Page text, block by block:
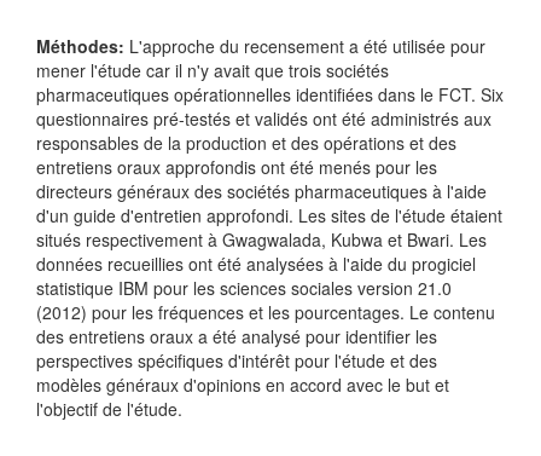
Méthodes: L'approche du recensement a été utilisée pour
mener l'étude car il n'y avait que trois sociétés
pharmaceutiques opérationnelles identifiées dans le FCT. Six
questionnaires pré-testés et validés ont été administrés aux
responsables de la production et des opérations et des
entretiens oraux approfondis ont été menés pour les
directeurs généraux des sociétés pharmaceutiques à l'aide
d'un guide d'entretien approfondi. Les sites de l'étude étaient
situés respectivement à Gwagwalada, Kubwa et Bwari. Les
données recueillies ont été analysées à l'aide du progiciel
statistique IBM pour les sciences sociales version 21.0
(2012) pour les fréquences et les pourcentages. Le contenu
des entretiens oraux a été analysé pour identifier les
perspectives spécifiques d'intérêt pour l'étude et des
modèles généraux d'opinions en accord avec le but et
l'objectif de l'étude.